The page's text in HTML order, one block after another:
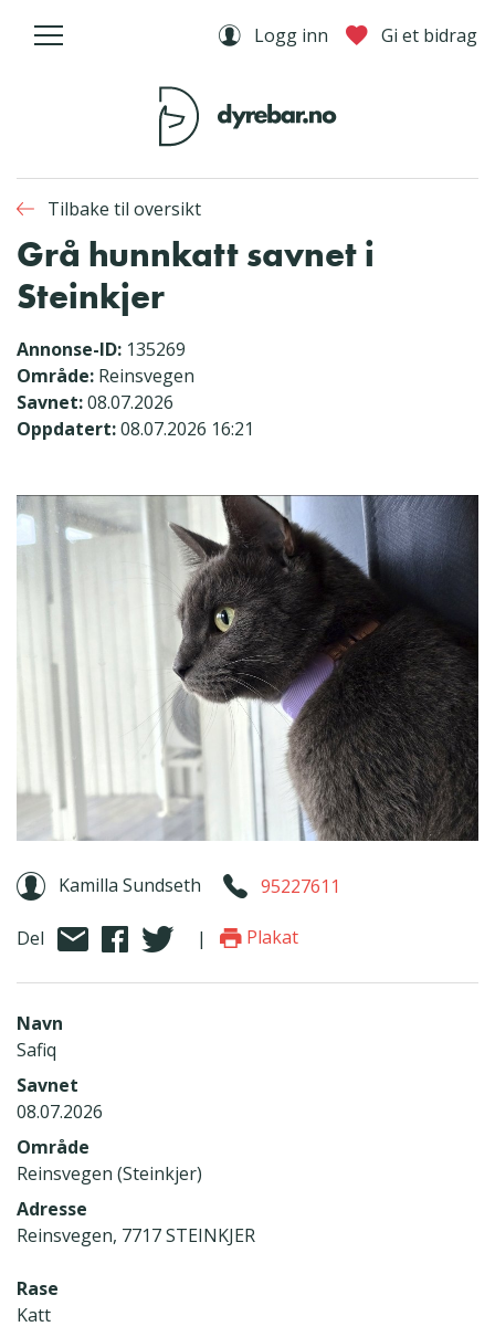
Logg inn Gi et bidrag
Tilbake til oversikt
Grå hunnkatt savnet i
Steinkjer
Annonse-ID: 135269
Område: Reinsvegen
Savnet:08.07.2026
Oppdatert:08.07.2026 16:21
Kamilla Sundseth 95227611
Del | Plakat
Navn
Safiq
Savnet
08.07.2026
Område
Reinsvegen (Steinkjer)
Adresse
Reinsvegen, 7717 STEINKJER
Rase
Katt